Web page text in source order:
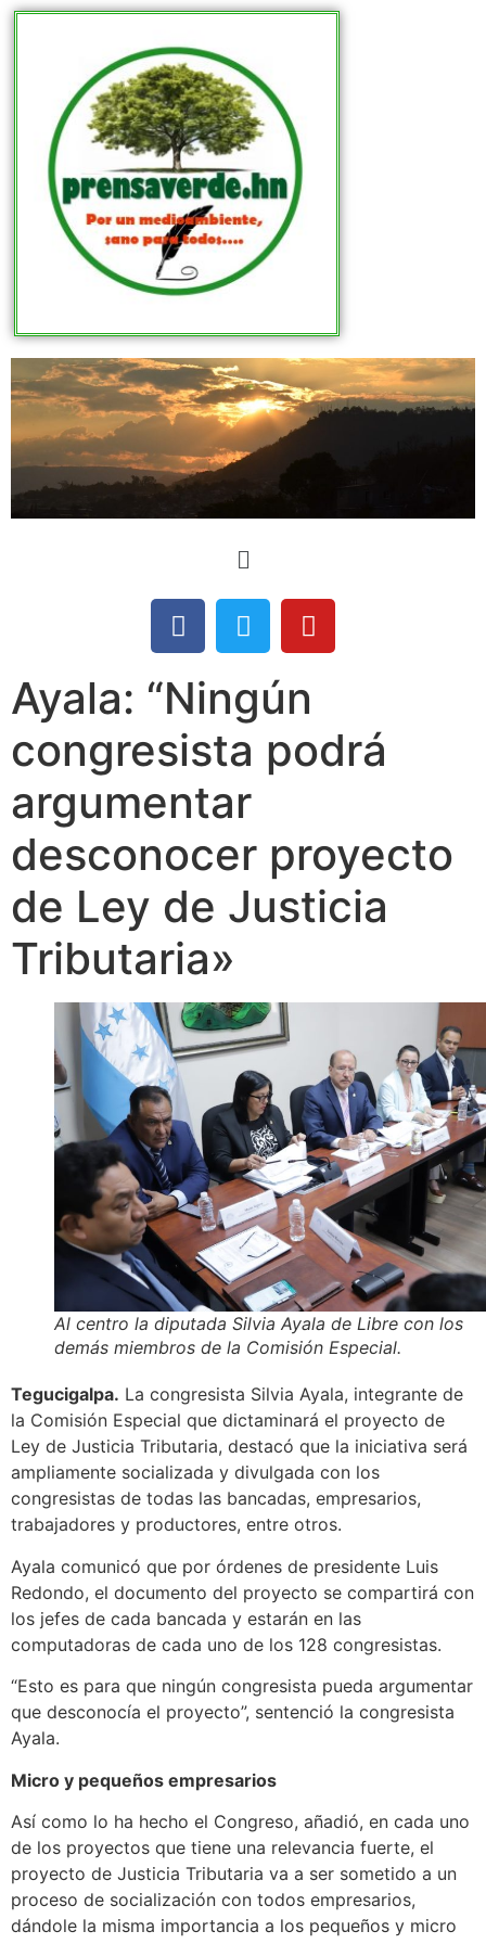
Ayala: “Ningún
congresista podrá
argumentar
desconocer proyecto
de Ley de Justicia
Tributaria»
Al centro la diputada Silvia Ayala de Libre con los
demás miembros de la Comisión Especial.
Tegucigalpa. La congresista Silvia Ayala, integrante de
la Comisión Especial que dictaminará el proyecto de
Ley de Justicia Tributaria, destacó que la iniciativa será
ampliamente socializada y divulgada con los
congresistas de todas las bancadas, empresarios,
trabajadores y productores, entre otros.
Ayala comunicó que por órdenes de presidente Luis
Redondo, el documento del proyecto se compartirá con
los jefes de cada bancada y estarán en las
computadoras de cada uno de los 128 congresistas.
“Esto es para que ningún congresista pueda argumentar
que desconocía el proyecto”, sentenció la congresista
Ayala.
Micro y pequeños empresarios
Así como lo ha hecho el Congreso, añadió, en cada uno
de los proyectos que tiene una relevancia fuerte, el
proyecto de Justicia Tributaria va a ser sometido a un
proceso de socialización con todos empresarios,
dándole la misma importancia a los pequeños y micro